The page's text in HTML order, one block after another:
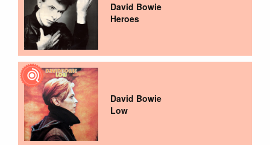
David Bowie
Heroes
David Bowie
Low